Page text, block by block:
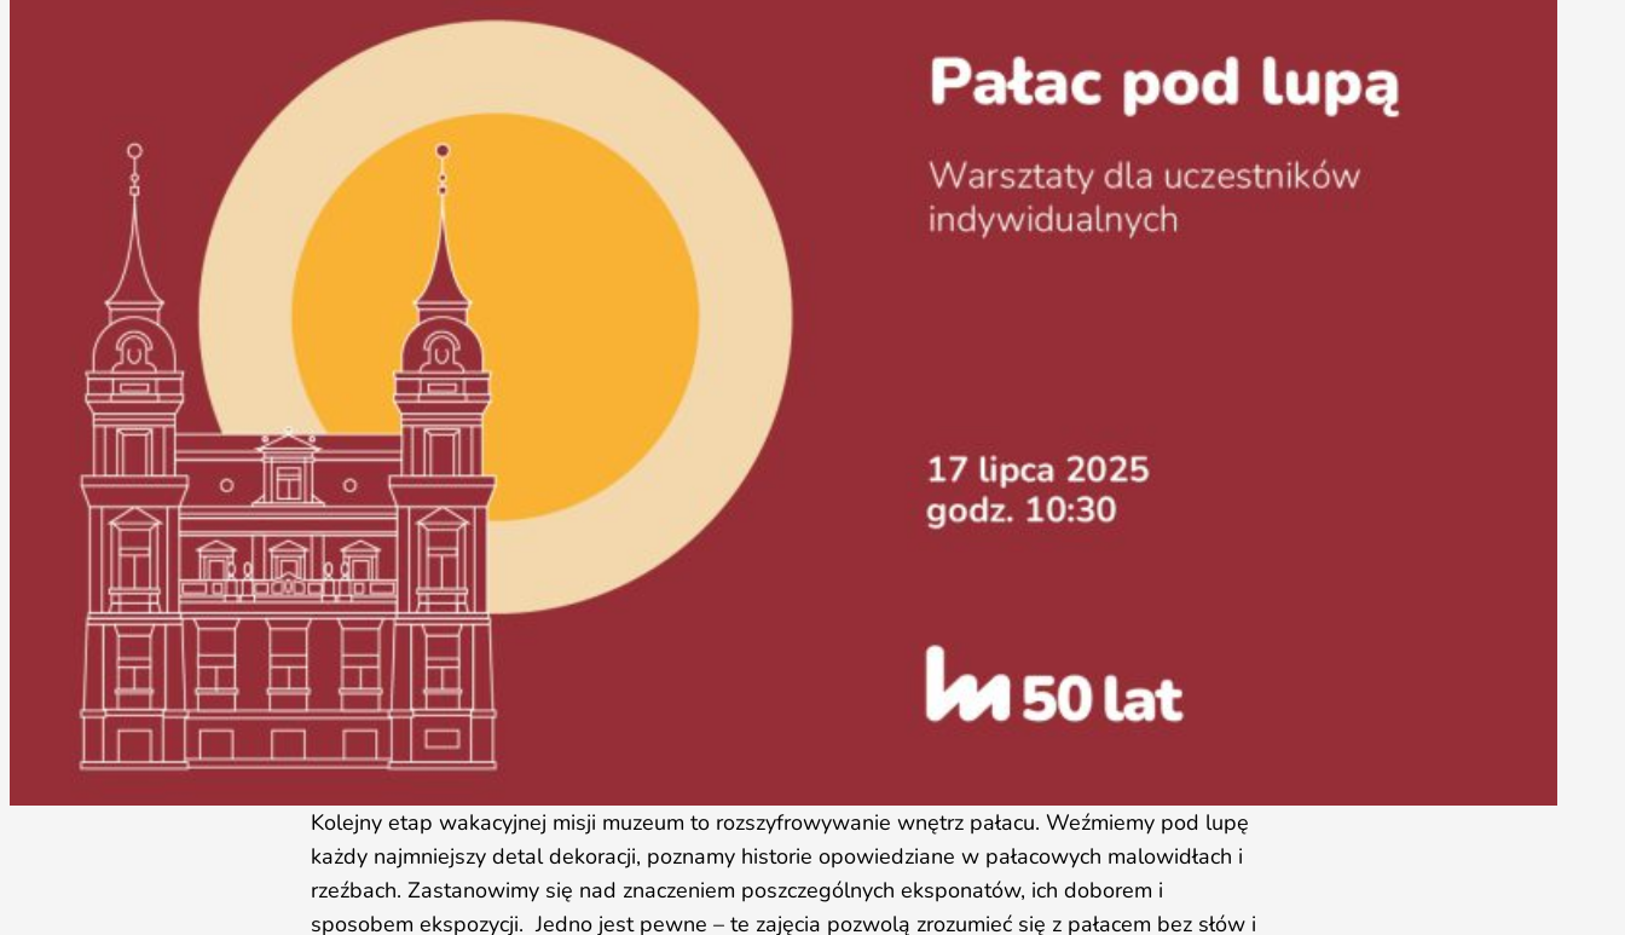
Kolejny etap wakacyjnej misji muzeum to rozszyfrowywanie wnętrz pałacu. Weźmiemy pod lupę
każdy najmniejszy detal dekoracji, poznamy historie opowiedziane w pałacowych malowidłach i
rzeźbach. Zastanowimy się nad znaczeniem poszczególnych eksponatów, ich doborem i
sposobem ekspozycji. Jedno jest pewne – te zajęcia pozwolą zrozumieć się z pałacem bez słów i